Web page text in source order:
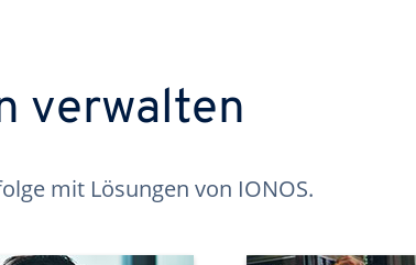
verwalten
mit Lösungen von IONOS.